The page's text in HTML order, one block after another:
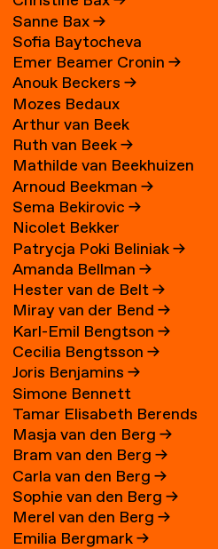
Sanne Bax→
Sofia Baytocheva
Iordanova
Emer Beamer Cronin→
Anouk Beckers→
Mozes Bedaux
Arthur van Beek
Ruth van Beek→
Mathilde van Beekhuizen
→
Arnoud Beekman→
Sema Bekirovic→
Nicolet Bekker
Patrycja Poki Beliniak→
Amanda Bellman→
Hester van de Belt→
Miray van der Bend→
Karl-Emil Bengtson→
Cecilia Bengtsson→
Joris Benjamins→
Simone Bennett
Tamar Elisabeth Berends
→
Masja van den Berg→
Bram van den Berg→
Carla van den Berg→
Sophie van den Berg→
Merel van den Berg→
Emilia Bergmark→